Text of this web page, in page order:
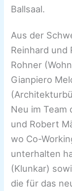
Ballsaal.
Aus der
Reinhard und
Rohner
Gianpiero
Neu im Team
und Robert
wo Co-
unterhalten
(Klunkar)
die für das